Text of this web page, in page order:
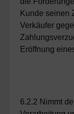
Kunde seinen
Verkäufer
Eröffnung
6.2.2 Nimmt